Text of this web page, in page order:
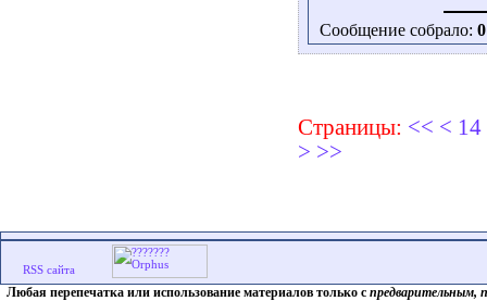
Сообщение собрало: 0
Страницы: << < 14
> >>
Любая перепечатка или использование материалов только с предварительным,